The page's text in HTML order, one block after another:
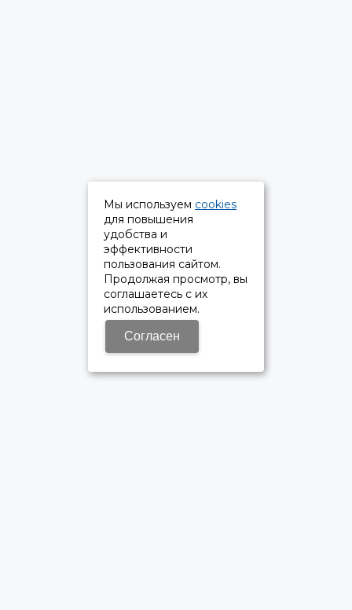
Мы используем cookies
для повышения
удобства и
эффективности
пользования сайтом.
Продолжая просмотр, вы
соглашаетесь с их
использованием.
Согласен